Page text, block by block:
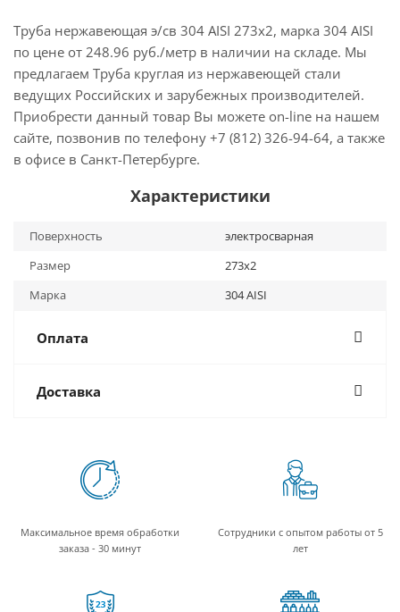
Труба нержавеющая э/св 304 AISI 273х2, марка 304 AISI
по цене от 248.96 руб./метр в наличии на складе. Мы
предлагаем Труба круглая из нержавеющей стали
ведущих Российских и зарубежных производителей.
Приобрести данный товар Вы можете on-line на нашем
сайте, позвонив по телефону +7 (812) 326-94-64, а также
в офисе в Санкт-Петербурге.
Характеристики
Поверхность
электросварная
Размер
273х2
Марка
304 AISI
Оплата
Доставка
Максимальное время обработки
заказа - 30 минут
Сотрудники с опытом работы от 5
лет